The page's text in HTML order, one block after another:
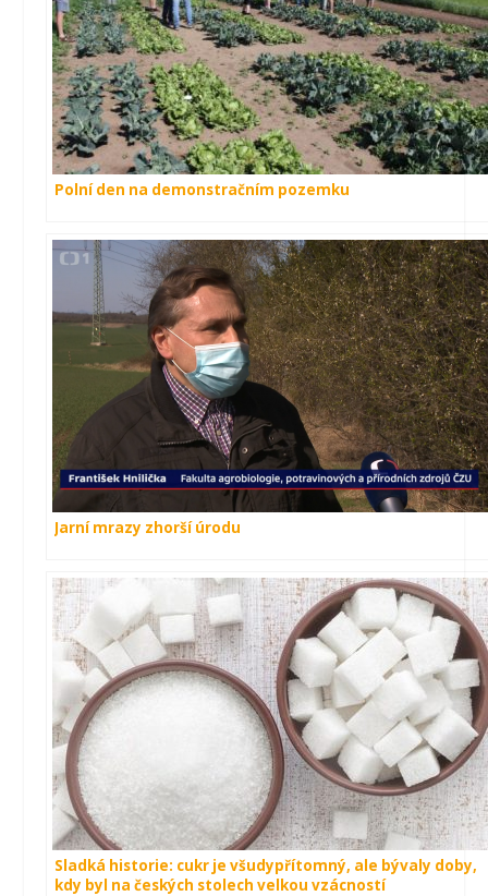
Polní den na demonstračním pozemku
Jarní mrazy zhorší úrodu
Sladká historie: cukr je všudypřítomný, ale bývaly doby,
kdy byl na českých stolech velkou vzácností